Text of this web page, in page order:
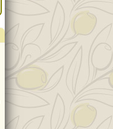
ДЕТСКИЙ... ДЕТСКИЙ...